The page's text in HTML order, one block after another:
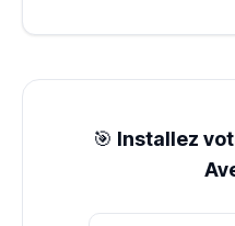
🎯 Installez